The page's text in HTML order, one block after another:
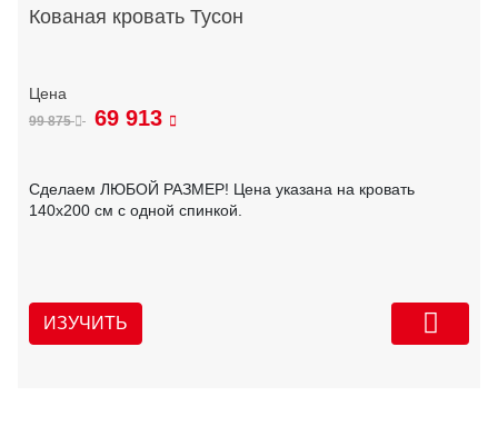
Кованая кровать Тусон
99 875 69 913
Сделаем ЛЮБОЙ РАЗМЕР! Цена указана на кровать
140х200 см с одной спинкой.
ИЗУЧИТЬ